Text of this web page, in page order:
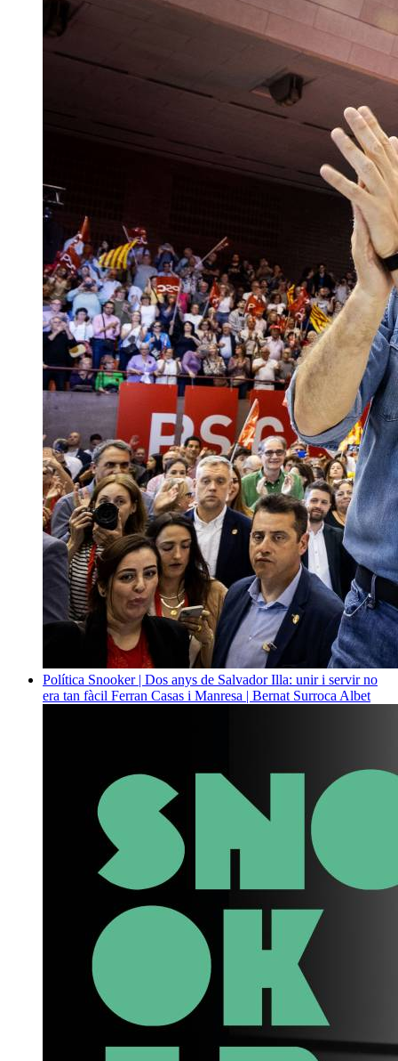
Política Snooker | Dos anys de Salvador Illa: unir i servir no
era tan fàcil Ferran Casas i Manresa | Bernat Surroca Albet